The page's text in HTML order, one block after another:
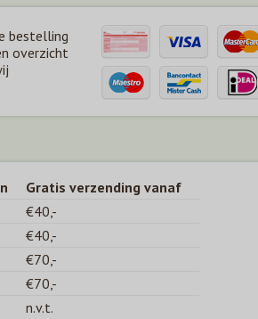
bestelling
overzicht
Gratis verzending vanaf
€40,-
€40,-
€70,-
€70,-
n.v.t.